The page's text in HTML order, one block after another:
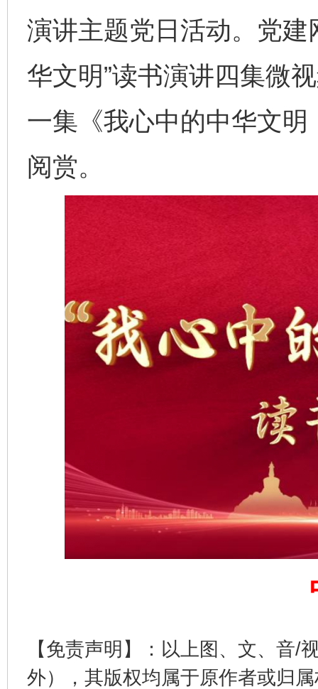
演讲主题党日活动。党建
华文明”读书演讲四集微
一集《我心中的中华文
阅赏。
【免责声明】：以上图、文、音/
外），其版权均属于原作者或归
完善运行机制助力责任有效落实 一纸欠